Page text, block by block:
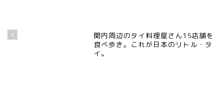
4
関内周辺のタイ料理屋さん15店舗を
食べ歩き。これが日本のリトル・タ
イ。